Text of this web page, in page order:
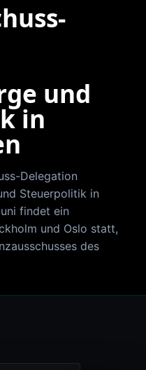
und
in
Delegation
Steuerpolitik in
findet ein
und Oslo statt,
des